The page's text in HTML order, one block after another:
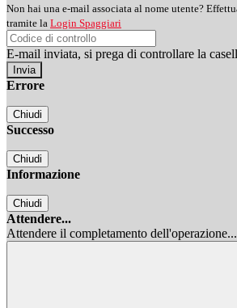
Non hai una e-mail associata al nome utente?
tramite la Login Spaggiari
E-mail inviata, si prega di controllare la
Errore
Chiudi
Successo
Chiudi
Informazione
Chiudi
Attendere...
Attendere il completamento dell'operazione...